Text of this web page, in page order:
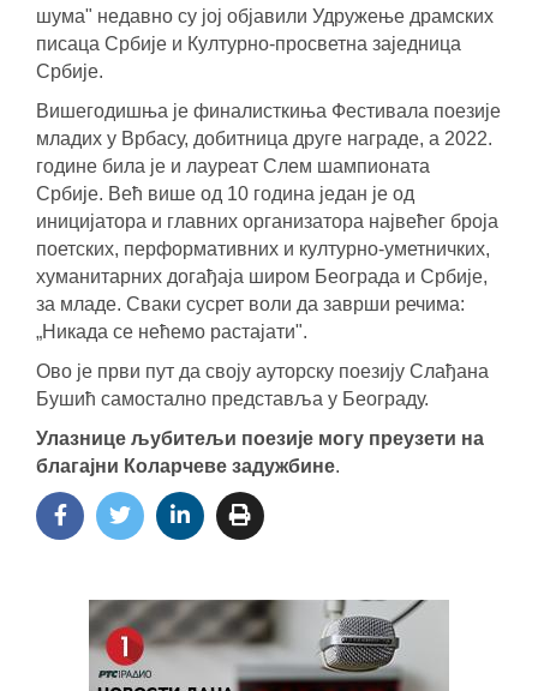
шума" недавно су јој објавили Удружење драмских
писаца Србије и Културно-просветна заједница
Србије.
Вишегодишња је финалисткиња Фестивала поезије
младих у Врбасу, добитница друге награде, а 2022.
године била је и лауреат Слем шампионата
Србије. Већ више од 10 година један је од
иницијатора и главних организатора највећег броја
поетских, перформативних и културно-уметничких,
хуманитарних догађаја широм Београда и Србије,
за младе. Сваки сусрет воли да заврши речима:
„Никада се нећемо растајати".
Ово је први пут да своју ауторску поезију Слађана
Бушић самостално представља у Београду.
Улазнице љубитељи поезије могу преузети на
благајни Коларчеве задужбине.